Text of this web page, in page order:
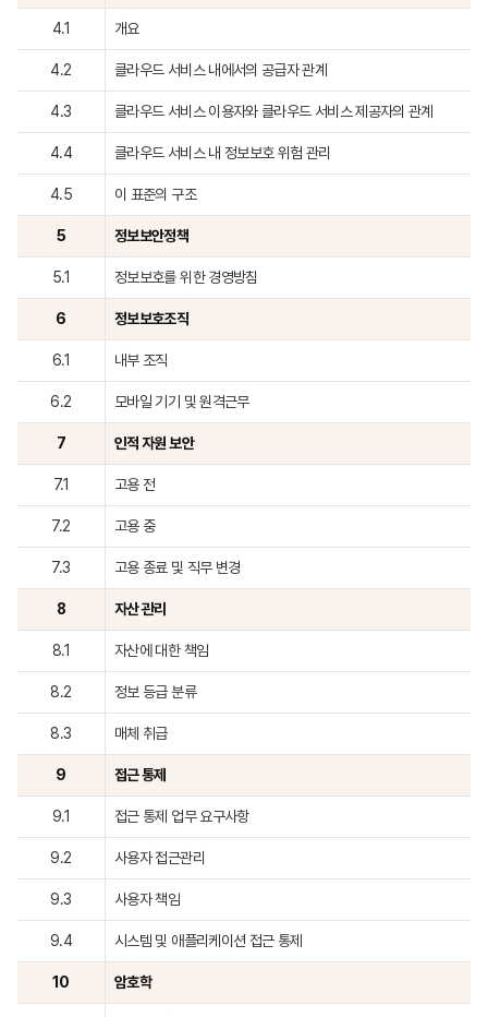
4.1 개요
4.2 클라우드 서비스 내에서의 공급자 관계
4.3 클라우드 서비스 이용자와 클라우드 서비스 제공자의 관계
4.4 클라우드 서비스 내 정보보호 위험 관리
4.5 이 표준의 구조
5 정보보안정책
5.1 정보보호를 위한 경영방침
6 정보보호조직
6.1 내부 조직
6.2 모바일 기기 및 원격근무
7 인적 자원 보안
7.1 고용 전
7.2 고용 중
7.3 고용 종료 및 직무 변경
8 자산 관리
8.1 자산에 대한 책임
8.2 정보 등급 분류
8.3 매체 취급
9 접근 통제
9.1 접근 통제 업무 요구사항
9.2 사용자 접근관리
9.3 사용자 책임
9.4 시스템 및 애플리케이션 접근 통제
10 암호학